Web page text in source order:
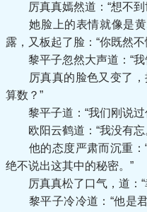
厉真真嫣然道：“想不到
她脸上的表情就像是黄
露，又板起了脸：“你既然
黎平子忽然大声道：“我
厉真真的脸色又变了，
算数？”
黎平子道：“我们刚说过
欧阳云鹤道：“我没有忘
他的态度严肃而沉重：“
绝不说出这其中的秘密。”
厉真真松了口气，道：“
黎平子冷冷道：“他是君